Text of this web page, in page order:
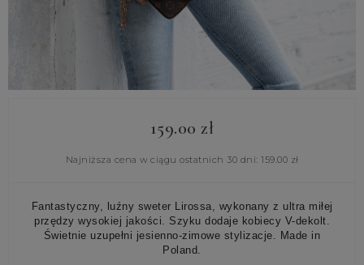
159.00 zł
Najniższa cena w ciągu ostatnich 30 dni: 159.00 zł
Fantastyczny, luźny sweter Lirossa, wykonany z ultra miłej
przędzy wysokiej jakości. Szyku dodaje kobiecy V-dekolt.
Świetnie uzupełni jesienno-zimowe stylizacje. Made in
Poland.